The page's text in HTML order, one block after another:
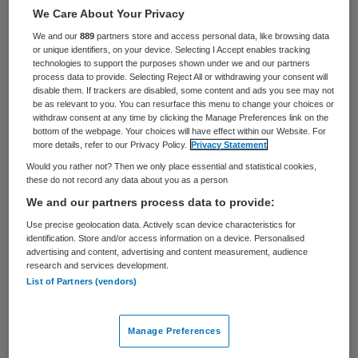
Het aantal ouderen dat terechtkomt bij de
posten voor spoedeisende hulp (SEH) van
ziekenhuizen neemt fors toe. Volgens
onderzoek van de NOS merkt zeker twee
derde van de SEH’s in ons land dat er zich
meer mensen ouder dan 75 melden. Bijna 20
procent van de posten spreekt van een
sterke stijging.
De oorzaak van de toename is niet alleen de
vergrijzing. Een op de vier SEH’s wijst ook
steeds langer thuis blijven wonen waardoor
het aantal ongelukken toeneemt. “We
We Care About Your Privacy
We and our889 partners store and access personal data, like browsing data
or unique identifiers, on your device. Selecting I Accept enables tracking
technologies to support the purposes shown under we and our partners
process data to provide. Selecting Reject All or withdrawing your consent will
disable them. If trackers are disabled, some content and ads you see may not
be as relevant to you. You can resurface this menu to change your choices or
withdraw consent at any time by clicking the Manage Preferences link on the
bottom of the webpage. Your choices will have effect within our Website. For
more details, refer to our Privacy Policy.
Privacy Statement
Would you rather not? Then we only place essential and statistical cookies,
these do not record any data about you as a person
We and our partners process data to provide:
Use precise geolocation data. Actively scan device characteristics for
identification. Store and/or access information on a device. Personalised
advertising and content, advertising and content measurement, audience
research and services development.
List of Partners (vendors)
Manage Preferences